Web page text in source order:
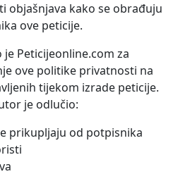
objašnjava kako se obrađuju
ove peticije.
Peticijeonline.com za
ove politike privatnosti na
tijekom izrade peticije.
je odlučio:
prikupljaju od potpisnika